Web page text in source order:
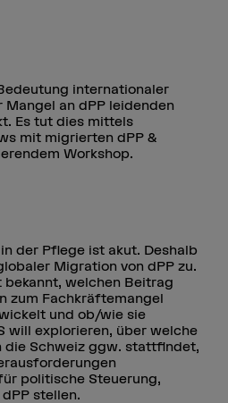
internationaler
an dPP leidenden
Es tut dies mittels
mit migrierten dPP &
Workshop.
der Pflege ist akut. Deshalb
Migration von dPP zu.
welchen Beitrag
zum Fachkräftemangel
und ob/wie sie
will explorieren, über welche
die Schweiz ggw. stattfindet,
politische Steuerung,
stellen.